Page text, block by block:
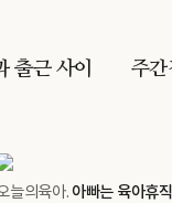
출근 사이 주간
늘의육아.아빠는 육아휴